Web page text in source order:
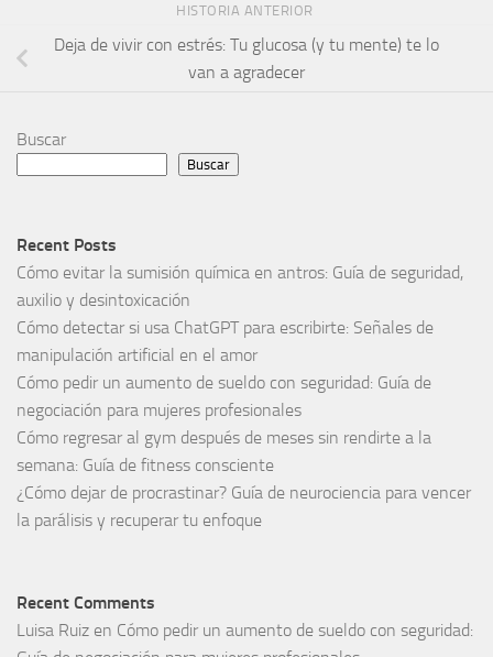
HISTORIA ANTERIOR
Deja de vivir con estrés: Tu glucosa (y tu mente) te lo
van a agradecer
Buscar
Buscar
Recent Posts
Cómo evitar la sumisión química en antros: Guía de seguridad,
auxilio y desintoxicación
Cómo detectar si usa ChatGPT para escribirte: Señales de
manipulación artificial en el amor
Cómo pedir un aumento de sueldo con seguridad: Guía de
negociación para mujeres profesionales
Cómo regresar al gym después de meses sin rendirte a la
semana: Guía de fitness consciente
¿Cómo dejar de procrastinar? Guía de neurociencia para vencer
la parálisis y recuperar tu enfoque
Recent Comments
Luisa Ruiz en Cómo pedir un aumento de sueldo con seguridad: